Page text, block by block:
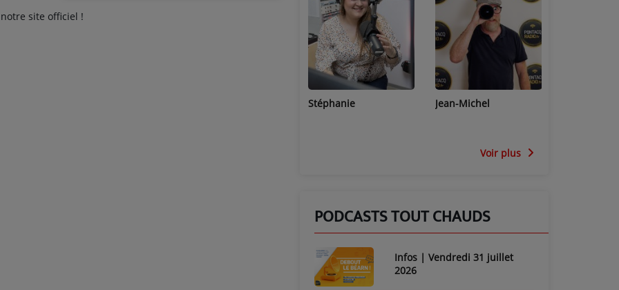
site officiel !
Stéphanie Jean-Michel
Voir plus
PODCASTS TOUT CHAUDS
Infos | Vendredi 31 juillet
2026